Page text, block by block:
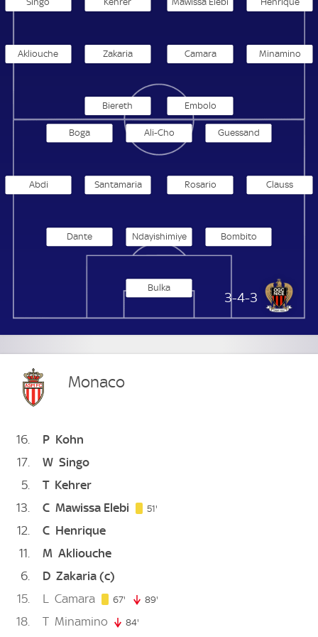
Akliouche Zakaria Camara Minamino
Biereth Embolo
OGC Nizza
3-4-3
Bulka
Bombito
Ndayishimiye
Dante
Clauss
Rosario
Santamaria
Abdi
Guessand
Ali-Cho
Boga
Monaco
16 P Kohn
17
W Singo
5
T Kehrer
13
C Mawissa Elebi 51'
12 C Henrique
11
M Akliouche
6
D Zakaria (c)
15
L Camara 67' 67. minute
89'
18 T Minamino 84'